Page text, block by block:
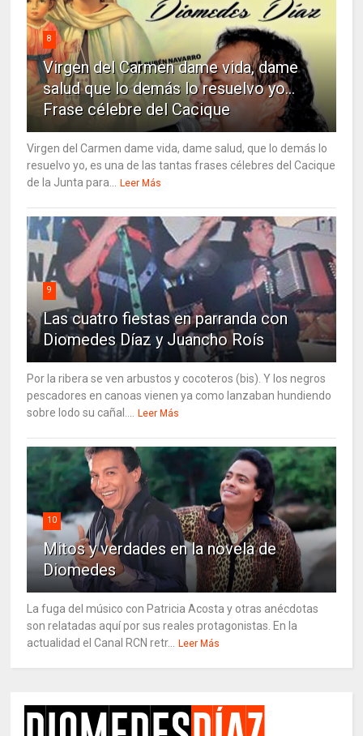
8
Virgen del Carmen dame vida, dame
salud que lo demás lo resuelvo yo…
Frase célebre del Cacique
Virgen del Carmen dame vida, dame salud, que lo demás lo
resuelvo yo, es una de las tantas frases célebres del Cacique
de la Junta para...
Leer Más
9
Las cuatro fiestas en parranda con
Diomedes Díaz y Juancho Roís
Por la ribera se ven arbustos y cocoteros (bis). Y los negros
pescadores en canoas vienen ya como lanzaban hundiendo
sobre lodo su cañal....
Leer Más
10
Mitos y verdades en la novela de
Diomedes
La fuga del músico con Patricia Acosta y otras anécdotas
son relatadas aquí por sus reales protagonistas. En la
actualidad el Canal RCN retr...
Leer Más